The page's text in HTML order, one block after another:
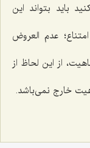
باید بتواند این
عدم العروض
از این لحاظ از
خارج نمى‌باشد.